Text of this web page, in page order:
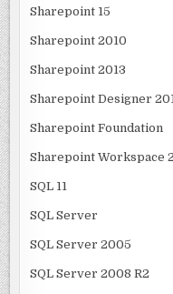
Sharepoint 15
Sharepoint 2010
Sharepoint 2013
Sharepoint Designer
Sharepoint Foundation
Sharepoint Workspace
SQL 11
SQL Server
SQL Server 2005
SQL Server 2008 R2